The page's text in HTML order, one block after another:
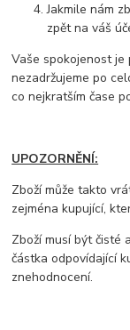
Jakmile nám
zpět na váš
Vaše spokojenost
nezadržujeme po
co nejkratším čase
UPOZORNĚNÍ:
Zboží může takto
zejména kupující,
Zboží musí být čisté
částka odpovídající
znehodnocení.